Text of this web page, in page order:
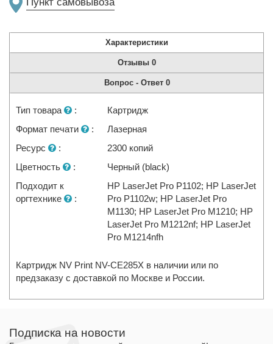
Характеристики
Отзывы 0
Вопрос - Ответ 0
Тип товара :
Картридж
Формат печати
:
Лазерная
Ресурс
:
2300 копий
Цветность
:
Черный (black)
Подходит к
оргтехнике
:
HP LaserJet Pro P1102; HP LaserJet
Pro P1102w; HP LaserJet Pro
M1130; HP LaserJet Pro M1210; HP
LaserJet Pro M1212nf; HP LaserJet
Pro M1214nfh
Картридж NV Print NV-CE285X в наличии или по
предзаказу с доставкой по Москве и России.
Подписка на новости